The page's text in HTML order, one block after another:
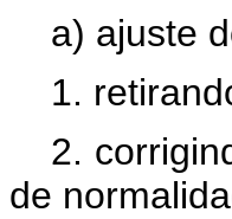
a) ajuste
1.
2.
de